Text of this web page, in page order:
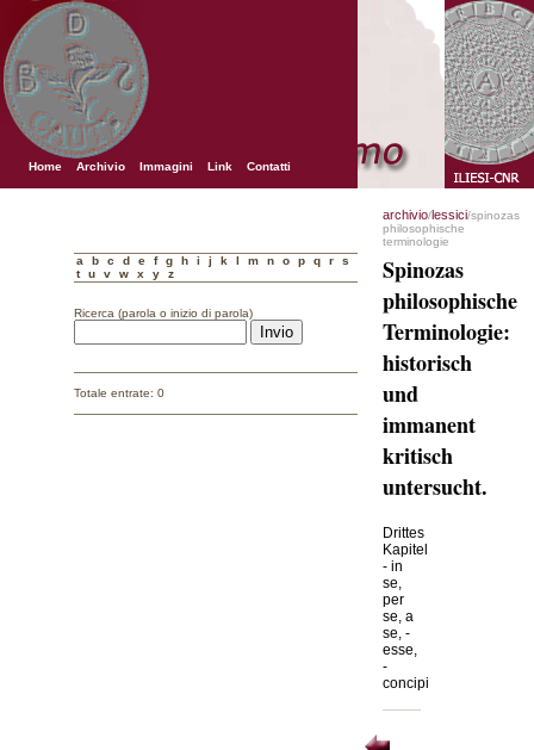
Home Archivio Immagini Link Contatti
a b c d e f g h i j k l m n o p q r
s
t
u v w x y z
Ricerca (parola o inizio di parola)
Totale entrate: 0
archivio/lessici/spinozas
philosophische
terminologie
Spinozas
philosophische
Terminologie:
historisch
und
immanent
kritisch
untersucht.
Drittes
Kapitel
- in
se,
per
se, a
se, -
esse,
-
concipi